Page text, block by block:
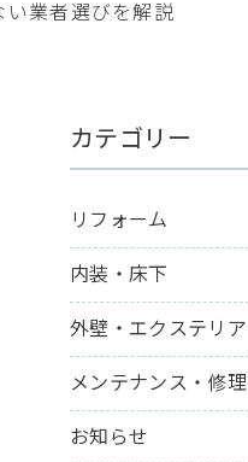
い業者選びを解説
カテゴリー
リフォーム
内装・床下
外壁・エクステリア
メンテナンス・修理
お知らせ